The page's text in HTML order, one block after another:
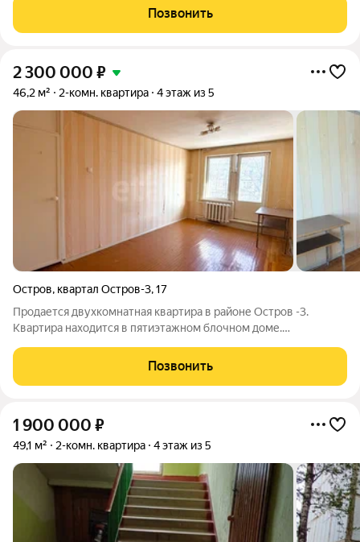
несущие конструкции дома в идеальном состоянии.
Отопление печное, но печка в отличном
Позвонить
2 300 000 ₽
46,2 м² 2-комн. квартира 4 этаж из 5
Остров, квартал Остров-3,17
Продается двухкомнатная квартира в районе Остров -3.
Квартира находится в пятиэтажном блочном доме.
позволяет гибко использовать пространство например,
организовать спальню и гостиную или выделить
Позвонить
1 900 000 ₽
49,1 м² 2-комн. квартира 4 этаж из 5